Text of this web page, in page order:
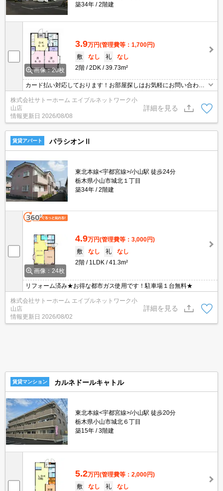
築34年
2階建
画像：20枚
3.9万円(管理費等：1,700円)
敷
なし 礼
なし
2階
2DK 39.73m²
カード払い対応しております！お部屋探しはお気軽にお問い合わせ
株式会社サトーホーム エイブルネットワーク小
山店
情報更新日 2026/08/08
詳細を見る
賃貸アパート パラシオンⅡ
東北本線<宇都宮線>/小山駅 徒歩24分
栃木県小山市城北１丁目
築34年
2階建
画像：24枚
4.9万円(管理費等：3,000円)
敷
なし 礼
なし
2階
1LDK 41.3m²
リフォーム済み★お得な都市ガス使用です！駐車場１台無料★
株式会社サトーホーム エイブルネットワーク小
山店
情報更新日 2026/08/02
詳細を見る
賃貸マンション カルネドールキャトル
東北本線<宇都宮線>/小山駅 徒歩20分
栃木県小山市城北６丁目
築15年
3階建
5.2万円(管理費等：2,000円)
敷
なし 礼
なし